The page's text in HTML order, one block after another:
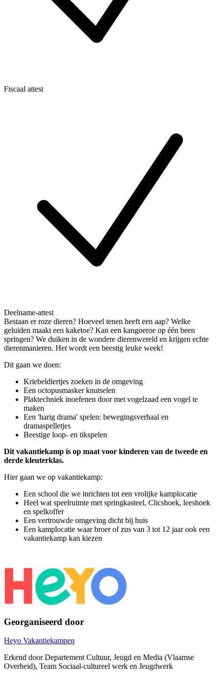
Fiscaal attest
Deelname-attest
Bestaan er roze dieren? Hoeveel tenen heeft een aap? Welke
geluiden maakt een kaketoe? Kan een kangoeroe op één been
springen? We duiken in de wondere dierenwereld en krijgen echte
dierenmanieren. Het wordt een beestig leuke week!
Dit gaan we doen:
Kriebeldiertjes zoeken in de omgeving
Een octopusmasker knutselen
Plaktechniek inoefenen door met vogelzaad een vogel te
maken
Een 'harig drama' spelen: bewegingsverhaal en
dramaspelletjes
Beestige loop- en tikspelen
Dit vakantiekamp is op maat voor kinderen van de tweede en
derde kleuterklas.
Hier gaan we op vakantiekamp:
Een school die we inrichten tot een vrolijke kamplocatie
Heel wat speelruimte met springkasteel, Clicshoek, leeshoek
en spelkoffer
Een vertrouwde omgeving dicht bij huis
Een kamplocatie waar broer of zus van 3 tot 12 jaar ook een
vakantiekamp kan kiezen
Georganiseerd door
Heyo Vakantiekampen
Erkend door Departement Cultuur, Jeugd en Media (Vlaamse
Overheid), Team Sociaal-cultureel werk en Jeugdwerk